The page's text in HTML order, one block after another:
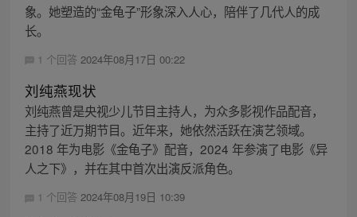
象。她塑造的“金龟子”形象深入人心，陪伴了几代人的成
长。
1 个回答 2024年08月17日 00:22
刘纯燕现状
刘纯燕曾是央视少儿节目主持人，为众多影视作品配音，
主持了近万期节目。近年来，她依然活跃在演艺领域。
2018 年为电影《金龟子》配音，2024 年参演了电影《异
人之下》，并在其中首次出演反派角色。
1 个回答 2024年08月19日 10:39